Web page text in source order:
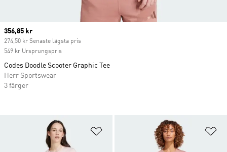
Lägg till på önskelistan
Current price
356,85 kr
274,50 kr Senaste lägsta pris
549 kr Ursprungspris
Codes Doodle Scooter Graphic Tee
Herr Sportswear
3 färger